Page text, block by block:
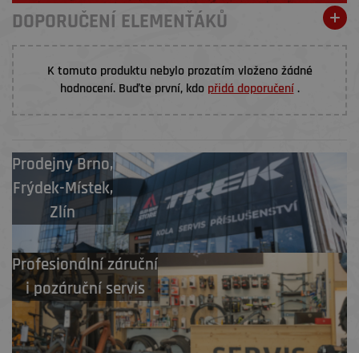
DOPORUČENÍ ELEMENŤÁKŮ
K tomuto produktu nebylo prozatím vloženo žádné
hodnocení. Buďte první, kdo přidá doporučení.
ProdejnyBrno,
Frýdek-Místek,
Zlín
Profesionální záruční
i pozáruční servis